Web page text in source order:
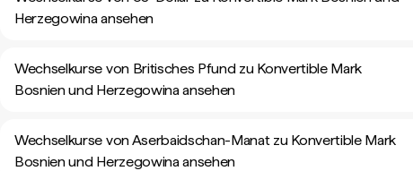
Herzegowina ansehen
Wechselkurse von Britisches Pfund zu Konvertible Mark
Bosnien und Herzegowina ansehen
Wechselkurse von Aserbaidschan-Manat zu Konvertible Mark
Bosnien und Herzegowina ansehen